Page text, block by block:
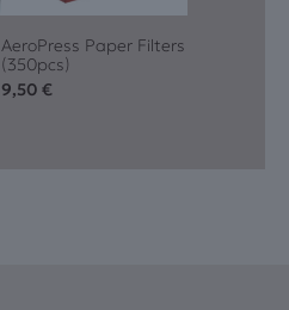
AeroPress Paper Filters
(350pcs)
9,50 €